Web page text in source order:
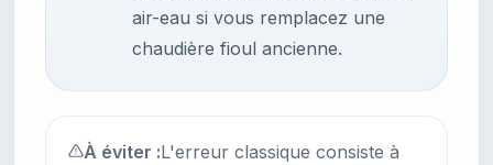
air-eau si vous remplacez une
chaudière fioul ancienne.
À éviter :L'erreur classique consiste à